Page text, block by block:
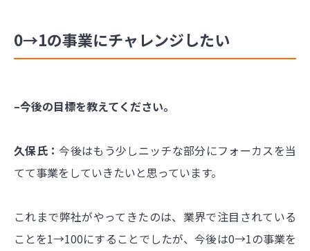
0→1の事業にチャレンジしたい
–今後の目標を教えてください。
久保氏：今後はもう少しニッチな部分にフォーカスを当
てて事業をしていきたいと思っています。
これまで弊社がやってきたのは、業界で注目されている
ことを1→100にすることでしたが、今後は0→1の事業を